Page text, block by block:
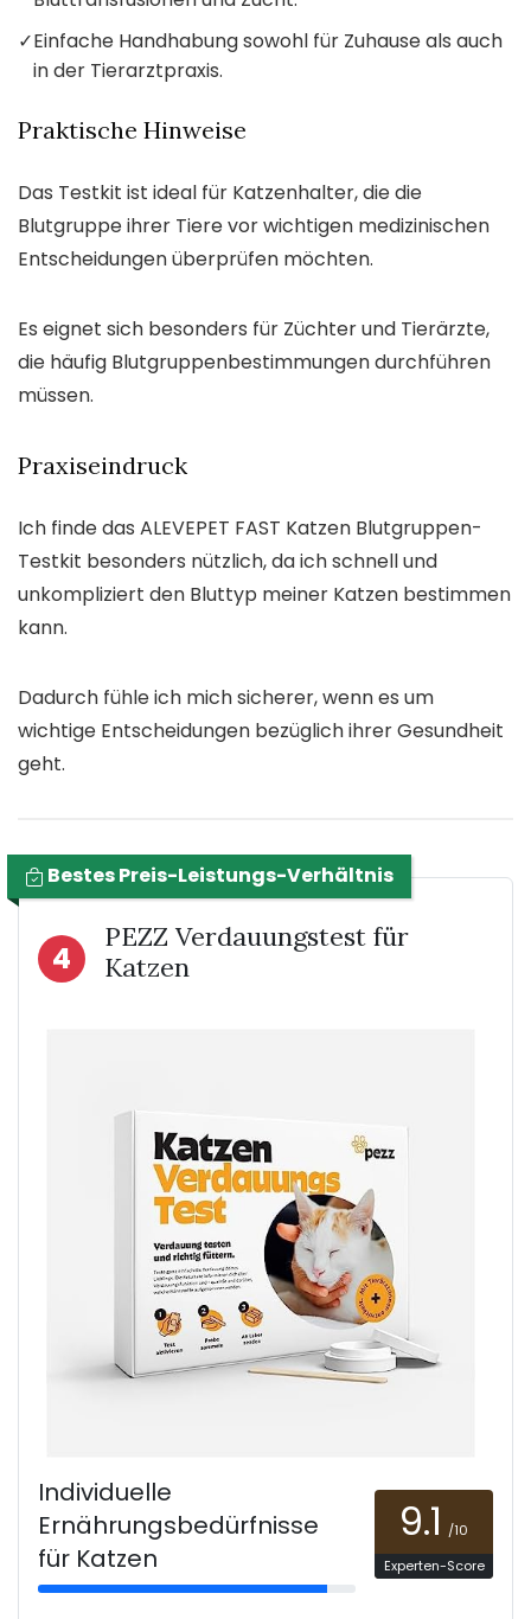
✓Einfache Handhabung sowohl für Zuhause als auch
in der Tierarztpraxis.
Praktische Hinweise
Das Testkit ist ideal für Katzenhalter, die die
Blutgruppe ihrer Tiere vor wichtigen medizinischen
Entscheidungen überprüfen möchten.
Es eignet sich besonders für Züchter und Tierärzte,
die häufig Blutgruppenbestimmungen durchführen
müssen.
Praxiseindruck
Ich finde das ALEVEPET FAST Katzen Blutgruppen-
Testkit besonders nützlich, da ich schnell und
unkompliziert den Bluttyp meiner Katzen bestimmen
kann.
Dadurch fühle ich mich sicherer, wenn es um
wichtige Entscheidungen bezüglich ihrer Gesundheit
geht.
Bestes Preis-Leistungs-Verhältnis
4
PEZZ Verdauungstest für
Katzen
Individuelle
Ernährungsbedürfnisse
für Katzen
9.1 /10
Experten-Score